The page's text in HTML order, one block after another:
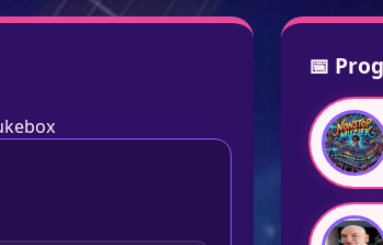
📅